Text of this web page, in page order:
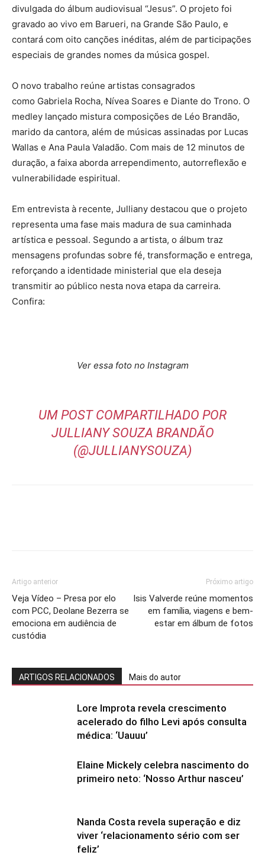
divulgada do álbum audiovisual “Jesus”. O projeto foi
gravado ao vivo em Barueri, na Grande São Paulo, e
contará com oito canções inéditas, além de participações
especiais de grandes nomes da música gospel.
O novo trabalho reúne artistas consagrados
como Gabriela Rocha, Nívea Soares e Diante do Trono. O
medley lançado mistura composições de Léo Brandão,
marido da cantora, além de músicas assinadas por Lucas
Wallas e Ana Paula Valadão. Com mais de 12 minutos de
duração, a faixa aborda arrependimento, autorreflexão e
vulnerabilidade espiritual.
Em entrevista à recente, Julliany destacou que o projeto
representa uma fase mais madura de sua caminhada
artística e pessoal. Segundo a artista, o álbum traz
mensagens profundas sobre fé, transformação e entrega,
reforçando a identidade ministerial que ela deseja
transmitir ao público nesta nova etapa da carreira.
Confira:
Ver essa foto no Instagram
UM POST COMPARTILHADO POR
JULLIANY SOUZA BRANDÃO
(@JULLIANYSOUZA)
Artigo anterior
Veja Vídeo – Presa por elo
com PCC, Deolane Bezerra se
emociona em audiência de
custódia
Próximo artigo
Isis Valverde reúne momentos
em família, viagens e bem-
estar em álbum de fotos
ARTIGOS RELACIONADOS Mais do autor
Lore Improta revela crescimento
acelerado do filho Levi após consulta
médica: ‘Uauuu’
Elaine Mickely celebra nascimento do
primeiro neto: ‘Nosso Arthur nasceu’
Nanda Costa revela superação e diz
viver ‘relacionamento sério com ser
feliz’